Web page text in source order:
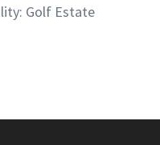
Golf Estate